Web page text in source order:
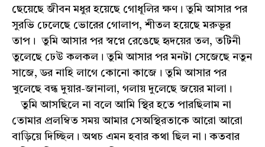
ছেয়েছে জীবন মধুর হয়েছে গোধূলির ক্ষণ। তুমি আসার পর
সুরভি ঢেলেছে ভোরের গোলাপ, শীতল হয়েছে মরুভূর
তাপ। তুমি আসার পর স্বপ্নে রেঙেছে হৃদয়ের তল, তটিনী
তুলেছে ঢেউ কলকল। তুমি আসার পর মনটা সেজেছে নতুন
সাজে, ডর নাহি লাগে কোনো কাজে। তুমি আসার পর
খুলেছে বন্ধ দুয়ার-জানালা, গলায় দুলেছে জয়ের মালা।
তুমি আসছিলে না বলে আমি স্থির হতে পারছিলাম না
তোমার প্রলম্বিত সময় আমার সেঅস্থিরতাকে আরো আরো
বাড়িয়ে দিচ্ছিল। অথচ এমন হবার কথা ছিল না। কতবার